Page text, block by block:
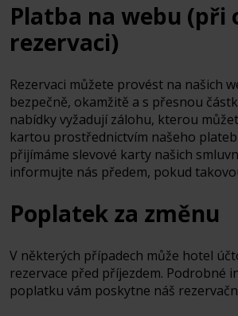
Platba na webu (při
rezervaci)
Rezervaci můžete provést na našich
bezpečně, okamžitě a s přesnou
nabídky vyžadují zálohu, kterou
kartou prostřednictvím našeho
přijímáme slevové karty našich
informujte nás předem, pokud
Poplatek za změnu
V některých případech může hotel
rezervace před příjezdem. Podrobné
poplatku vám poskytne náš